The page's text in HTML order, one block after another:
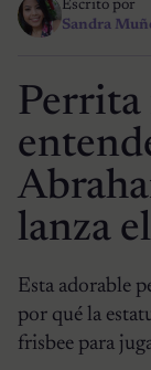
Escrito por
Sandra
Perrita
lanza
Esta adorable
por qué la
frisbee para